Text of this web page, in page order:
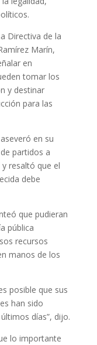
Directiva de la
Marín,
en
tomar los
y destinar
para las
en su
partidos a
resaltó que el
debe
que pudieran
pública
recursos
manos de los
posible que sus
han sido
días”, dijo.
lo importante